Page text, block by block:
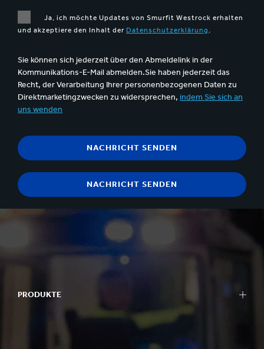
Ja, ich möchte Updates von Smurfit Westrock erhalten
und akzeptiere den Inhalt der Datenschutzerklärung.
Sie können sich jederzeit über den Abmeldelink in der
Kommunikations-E-Mail abmelden.Sie haben jederzeit das
Recht, der Verarbeitung Ihrer personenbezogenen Daten zu
Direktmarketingzwecken zu widersprechen, indem Sie sich an
uns wenden
PRODUKTE